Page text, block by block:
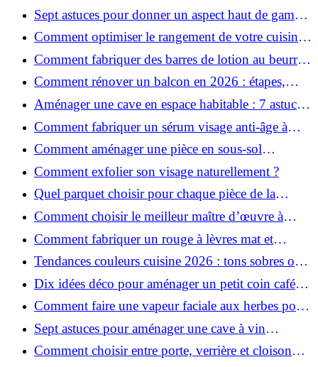
Sept astuces pour donner un aspect haut de gamme
à votre cuisine
Comment optimiser le rangement de votre cuisine
et gagner de la place ?
Comment fabriquer des barres de lotion au beurre
de karité ?
Comment rénover un balcon en 2026 : étapes,
budget et matériaux ?
Aménager une cave en espace habitable : 7 astuces
essentielles
Comment fabriquer un sérum visage anti-âge à
l'huile de rose musquée ?
Comment aménager une pièce en sous-sol
efficacement ?
Comment exfolier son visage naturellement ?
Quel parquet choisir pour chaque pièce de la
maison ?
Comment choisir le meilleur maître d’œuvre à
Grenoble en 2026 ?
Comment fabriquer un rouge à lèvres mat et
hydratant fait maison ?
Tendances couleurs cuisine 2026 : tons sobres ou
colorés, que choisir ?
Dix idées déco pour aménager un petit coin café
chez soi
Comment faire une vapeur faciale aux herbes pour
une peau plus saine et rajeunie ?
Sept astuces pour aménager une cave à vin
naturelle chez soi
Comment choisir entre porte, verrière et cloison